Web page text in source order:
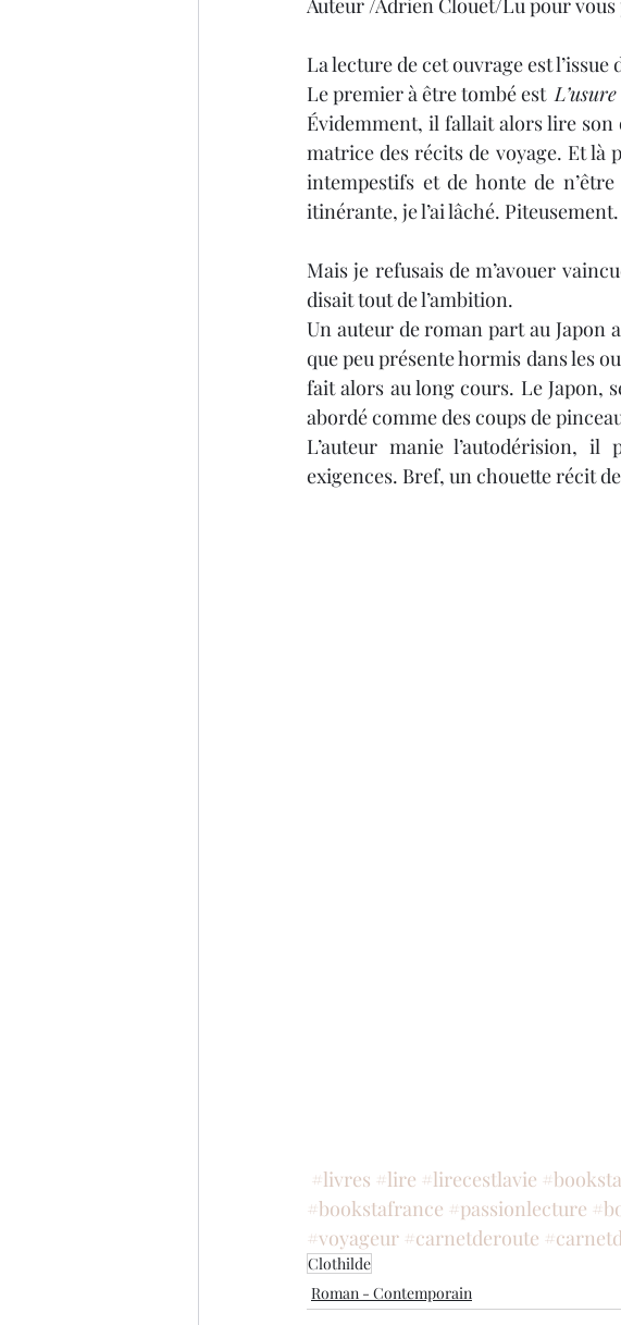
Auteur /Adrien Clouet/Lu pour
La lecture de cet ouvrage est l’issue
Le premier à être tombé est
Évidemment, il fallait alors lire
matrice des récits de voyage. Et là
intempestifs et de honte de
itinérante, je l’ai lâché. Piteusement.
Mais je refusais de m’avouer
disait tout de l’ambition.
Un auteur de roman part au Japon
que peu présente hormis dans les
fait alors au long cours. Le Japon,
abordé comme des coups de
L’auteur manie l’autodérision,
exigences. Bref, un chouette récit
#livres #lire #lirecestlavie
#bookstafrance #passionlecture
#voyageur #carnetderoute
Clothilde
Roman - Contemporain